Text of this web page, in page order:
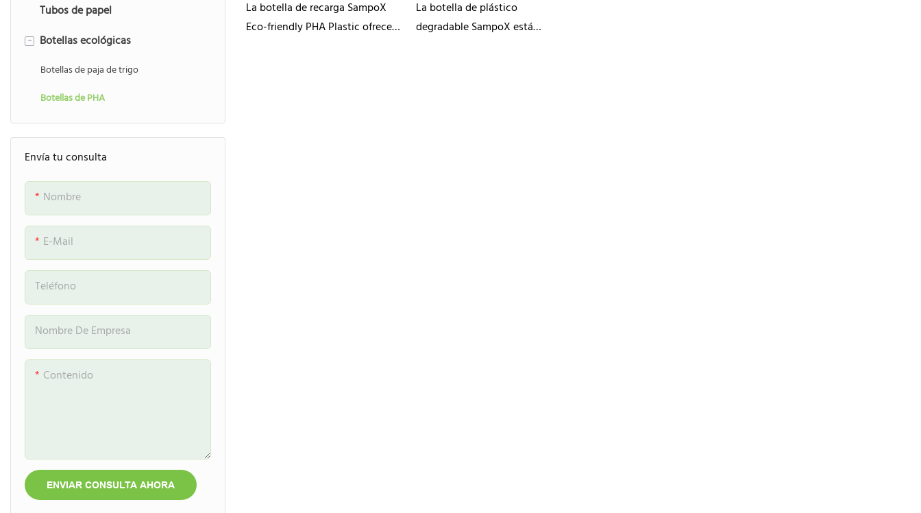
Tubos de papel
- Botellas ecológicas
Botellas de paja de trigo
Botellas de PHA
Envía tu consulta
Nombre
E-Mail
Teléfono
Nombre De Empresa
Contenido
ENVIAR CONSULTA AHORA
La botella de recarga SampoX
Eco-friendly PHA Plastic ofrece
La botella de plástico
degradable SampoX está